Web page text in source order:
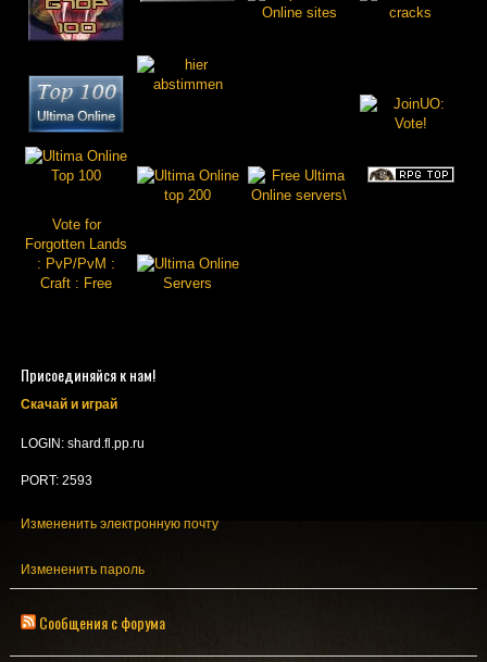
Vote for
Forgotten Lands
: PvP/PvM :
Craft : Free
Присоединяйся к нам!
Скачай и играй
LOGIN: shard.fl.pp.ru
PORT: 2593
Измененить электронную почту
Измененить пароль
Сообщения с форума